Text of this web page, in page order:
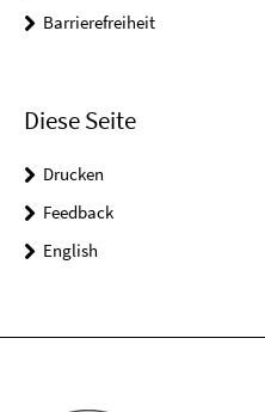
Barrierefreiheit
Diese Seite
Drucken
Feedback
English